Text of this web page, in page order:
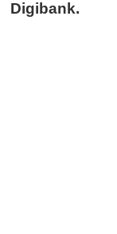
Digibank.